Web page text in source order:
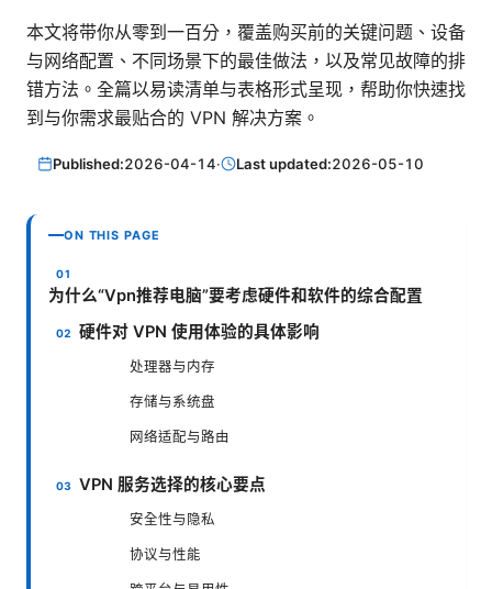
本文将带你从零到一百分，覆盖购买前的关键问题、设备
与网络配置、不同场景下的最佳做法，以及常见故障的排
错方法。全篇以易读清单与表格形式呈现，帮助你快速找
到与你需求最贴合的 VPN 解决方案。
Published:2026-04-14· Last updated:2026-05-10
ON THIS PAGE
为什么“Vpn推荐电脑”要考虑硬件和软件的综合配置
硬件对 VPN 使用体验的具体影响
处理器与内存
存储与系统盘
网络适配与路由
VPN 服务选择的核心要点
安全性与隐私
协议与性能